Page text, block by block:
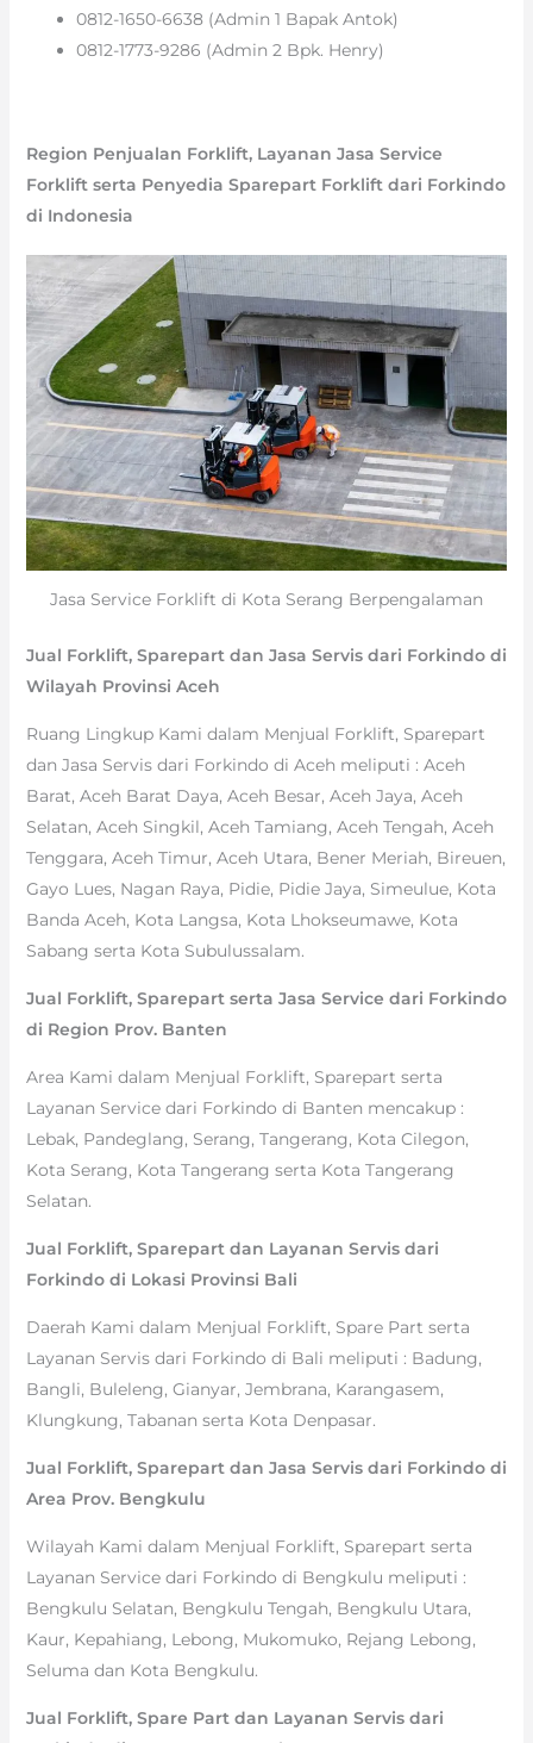
0812-1650-6638 (Admin 1 Bapak Antok)
0812-1773-9286 (Admin 2 Bpk. Henry)
Region Penjualan Forklift, Layanan Jasa Service
Forklift serta Penyedia Sparepart Forklift dari Forkindo
di Indonesia
Jasa Service Forklift di Kota Serang Berpengalaman
Jual Forklift, Sparepart dan Jasa Servis dari Forkindo di
Wilayah Provinsi Aceh
Ruang Lingkup Kami dalam Menjual Forklift, Sparepart
dan Jasa Servis dari Forkindo di Aceh meliputi : Aceh
Barat, Aceh Barat Daya, Aceh Besar, Aceh Jaya, Aceh
Selatan, Aceh Singkil, Aceh Tamiang, Aceh Tengah, Aceh
Tenggara, Aceh Timur, Aceh Utara, Bener Meriah, Bireuen,
Gayo Lues, Nagan Raya, Pidie, Pidie Jaya, Simeulue, Kota
Banda Aceh, Kota Langsa, Kota Lhokseumawe, Kota
Sabang serta Kota Subulussalam.
Jual Forklift, Sparepart serta Jasa Service dari Forkindo
di Region Prov. Banten
Area Kami dalam Menjual Forklift, Sparepart serta
Layanan Service dari Forkindo di Banten mencakup :
Lebak, Pandeglang, Serang, Tangerang, Kota Cilegon,
Kota Serang, Kota Tangerang serta Kota Tangerang
Selatan.
Jual Forklift, Sparepart dan Layanan Servis dari
Forkindo di Lokasi Provinsi Bali
Daerah Kami dalam Menjual Forklift, Spare Part serta
Layanan Servis dari Forkindo di Bali meliputi : Badung,
Bangli, Buleleng, Gianyar, Jembrana, Karangasem,
Klungkung, Tabanan serta Kota Denpasar.
Jual Forklift, Sparepart dan Jasa Servis dari Forkindo di
Area Prov. Bengkulu
Wilayah Kami dalam Menjual Forklift, Sparepart serta
Layanan Service dari Forkindo di Bengkulu meliputi :
Bengkulu Selatan, Bengkulu Tengah, Bengkulu Utara,
Kaur, Kepahiang, Lebong, Mukomuko, Rejang Lebong,
Seluma dan Kota Bengkulu.
Jual Forklift, Spare Part dan Layanan Servis dari